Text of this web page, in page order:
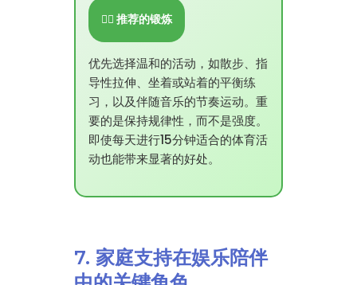
🤸‍♂️ 推荐的锻炼
优先选择温和的活动，如散步、指
导性拉伸、坐着或站着的平衡练
习，以及伴随音乐的节奏运动。重
要的是保持规律性，而不是强度。
即使每天进行15分钟适合的体育活
动也能带来显著的好处。
7. 家庭支持在娱乐陪伴